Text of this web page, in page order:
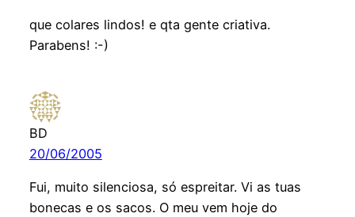
que colares lindos! e qta gente criativa.
Parabens! :-)
BD
20/06/2005
Fui, muito silenciosa, só espreitar. Vi as tuas
bonecas e os sacos. O meu vem hoje do